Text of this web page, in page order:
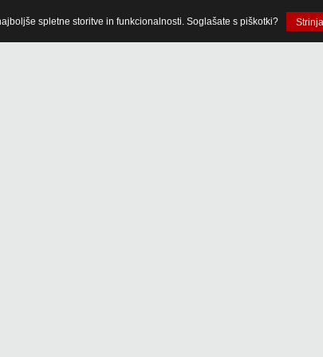
spletne storitve in funkcionalnosti. Soglašate s piškotki?